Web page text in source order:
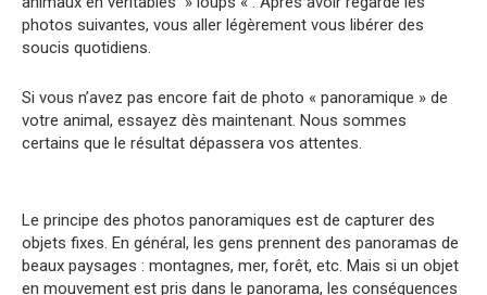
photos suivantes, vous aller légèrement vous libérer des
soucis quotidiens.
Si vous n’avez pas encore fait de photo « panoramique » de
votre animal, essayez dès maintenant. Nous sommes
certains que le résultat dépassera vos attentes.
Le principe des photos panoramiques est de capturer des
objets fixes. En général, les gens prennent des panoramas de
beaux paysages : montagnes, mer, forêt, etc. Mais si un objet
en mouvement est pris dans le panorama, les conséquences